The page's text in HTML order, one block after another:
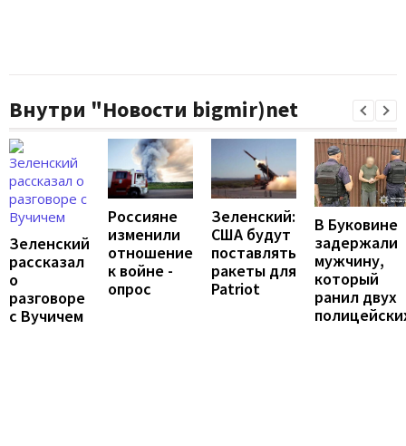
Внутри "Новости bigmir)net
Зеленский
рассказал
о
разговоре
с Вучичем
Россияне
изменили
отношение
к войне -
опрос
Зеленский:
США будут
поставлять
ракеты для
Patriot
В Буковине
задержали
мужчину,
который
ранил двух